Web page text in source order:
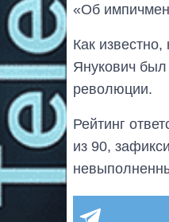
«Об
Как
Янукович был
революции.
Рейтинг
из 90,